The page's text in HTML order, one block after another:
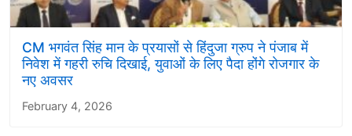
CM भगवंत सिंह मान के प्रयासों से हिंदुजा ग्रुप ने पंजाब में
निवेश में गहरी रुचि दिखाई, युवाओं के लिए पैदा होंगे रोजगार के
नए अवसर
February 4, 2026